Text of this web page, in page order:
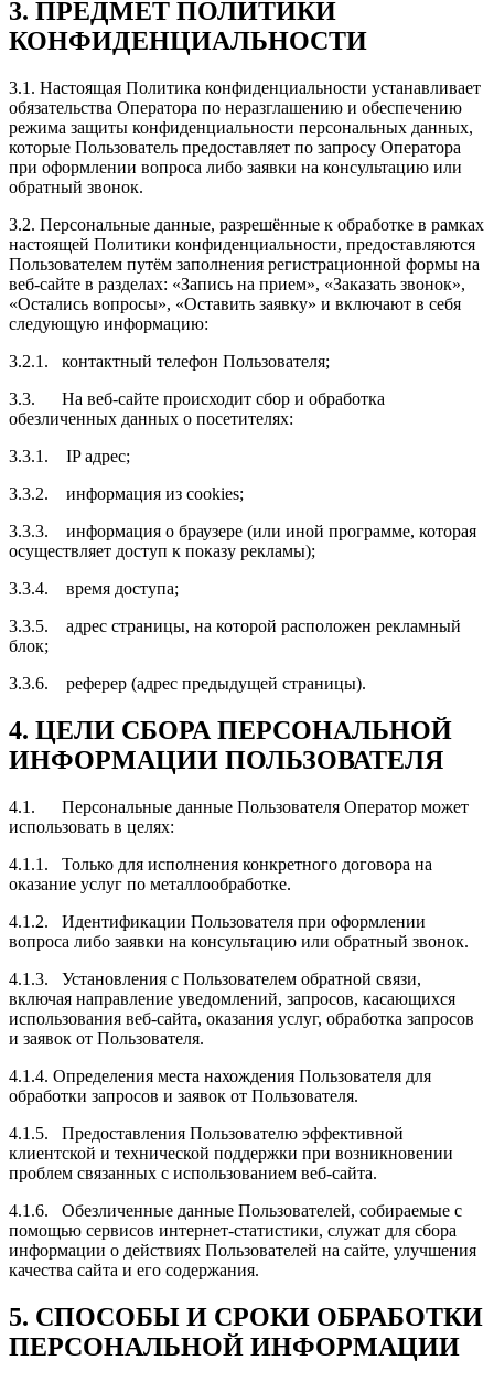
3. ПРЕДМЕТ ПОЛИТИКИ
КОНФИДЕНЦИАЛЬНОСТИ
3.1. Настоящая Политика конфиденциальности устанавливает
обязательства Оператора по неразглашению и обеспечению
режима защиты конфиденциальности персональных данных,
которые Пользователь предоставляет по запросу Оператора
при оформлении вопроса либо заявки на консультацию или
обратный звонок.
3.2. Персональные данные, разрешённые к обработке в рамках
настоящей Политики конфиденциальности, предоставляются
Пользователем путём заполнения регистрационной формы на
веб-сайте в разделах: «Запись на прием», «Заказать звонок»,
«Остались вопросы», «Оставить заявку» и включают в себя
следующую информацию:
3.2.1. контактный телефон Пользователя;
3.3. На веб-сайте происходит сбор и обработка
обезличенных данных о посетителях:
3.3.1. IP адрес;
3.3.2. информация из cookies;
3.3.3. информация о браузере (или иной программе, которая
осуществляет доступ к показу рекламы);
3.3.4. время доступа;
3.3.5. адрес страницы, на которой расположен рекламный
блок;
3.3.6. реферер (адрес предыдущей страницы).
4. ЦЕЛИ СБОРА ПЕРСОНАЛЬНОЙ
ИНФОРМАЦИИ ПОЛЬЗОВАТЕЛЯ
4.1. Персональные данные Пользователя Оператор может
использовать в целях:
4.1.1. Только для исполнения конкретного договора на
оказание услуг по металлообработке.
4.1.2. Идентификации Пользователя при оформлении
вопроса либо заявки на консультацию или обратный звонок.
4.1.3. Установления с Пользователем обратной связи,
включая направление уведомлений, запросов, касающихся
использования веб-сайта, оказания услуг, обработка запросов
и заявок от Пользователя.
4.1.4. Определения места нахождения Пользователя для
обработки запросов и заявок от Пользователя.
4.1.5. Предоставления Пользователю эффективной
клиентской и технической поддержки при возникновении
проблем связанных с использованием веб-сайта.
4.1.6. Обезличенные данные Пользователей, собираемые с
помощью сервисов интернет-статистики, служат для сбора
информации о действиях Пользователей на сайте, улучшения
качества сайта и его содержания.
5. СПОСОБЫ И СРОКИ ОБРАБОТКИ
ПЕРСОНАЛЬНОЙ ИНФОРМАЦИИ